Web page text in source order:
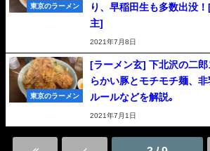
東京のラーメン
り、早稲田生も多数出没
主]
2021年7月8日
東京のラーメン
[ラーメン玄] 下北沢の二
らかい豚とモチモチ麺、
ルールなどを解説｡
2021年7月1日